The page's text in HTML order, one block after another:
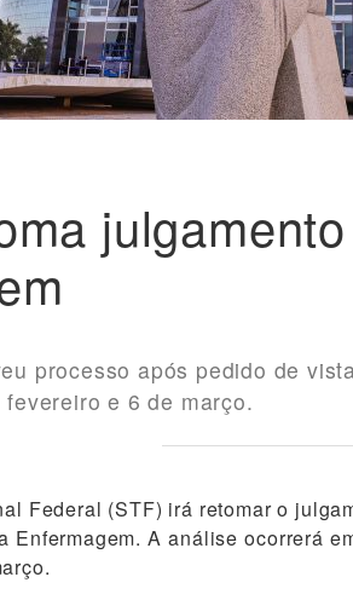
processo após pedido de
e 6 de março.
Federal (STF) irá retomar o
Enfermagem. A análise ocorrerá